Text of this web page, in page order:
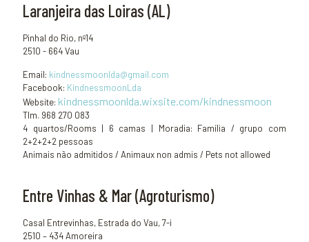
Laranjeira das Loiras (AL)
Pinhal do Rio, nº14
2510 - 664 Vau
Email: kindnessmoonlda@gmail.com
Facebook: KindnessmoonLda
Website: kindnessmoonlda.wixsite.com/kindnessmoon
Tlm. 968 270 083
4 quartos/Rooms | 6 camas | Moradia: Família / grupo com
2+2+2+2 pessoas
Animais não admitidos / Animaux non admis / Pets not allowed
Entre Vinhas & Mar (Agroturismo)
Casal Entrevinhas, Estrada do Vau, 7-i
2510 – 434 Amoreira